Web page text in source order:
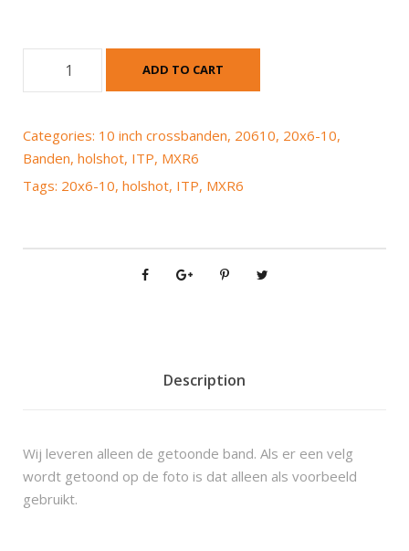
H
O
E
x
6
-
ADD TO CART
Categories: 10 inch crossbanden, 20610, 20x6-10,
Banden, holshot, ITP, MXR6
Tags: 20x6-10, holshot, ITP, MXR6
Description
Wij leveren alleen de getoonde band. Als er een velg
wordt getoond op de foto is dat alleen als voorbeeld
gebruikt.